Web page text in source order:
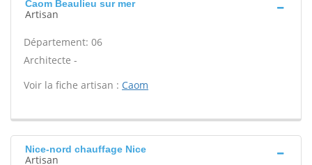
Caom Beaulieu sur mer
Artisan
Département: 06
Architecte -
Voir la fiche artisan : Caom
Nice-nord chauffage Nice
Artisan